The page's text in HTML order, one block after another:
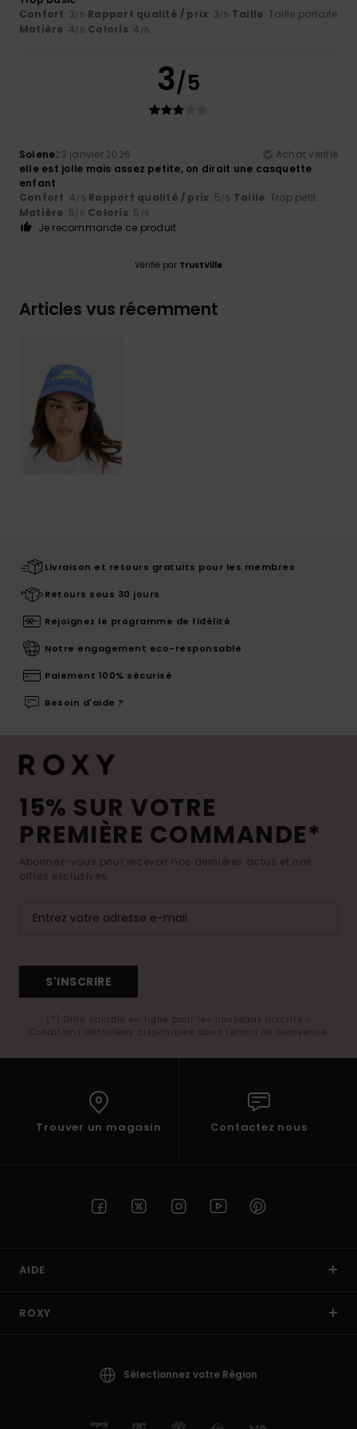
Confort: 3/5 Rapport qualité / prix: 3/5 Taille: Taille parfaite
Matière: 4/5 Coloris: 4 /5
3/5
Solene23 janvier 2026
Achat vérifié
elle est jolie mais assez petite, on dirait une casquette
enfant
Confort: 4/5 Rapport qualité / prix: 5/5 Taille: Trop petit
Matière: 5/5 Coloris: 5 /5
Je recommande ce produit
Vérifié par TrustVille
Articles vus récemment
Livraison et retours gratuits pour les membres
Retours sous 30 jours
Rejoignez le programme de fidélité
Notre engagement eco-responsable
Paiement 100% sécurisé
Besoin d'aide ?
15% SUR VOTRE
PREMIÈRE COMMANDE*
Abonnez-vous pour recevoir nos dernières actus et nos
offres exclusives.
S'INSCRIRE
(*) Offre valable en ligne pour les nouveaux inscrits -
Conditions détaillées disponibles dans l'email de bienvenue
Trouver un magasin Contactez nous
AIDE
ROXY
Sélectionnez votre Région